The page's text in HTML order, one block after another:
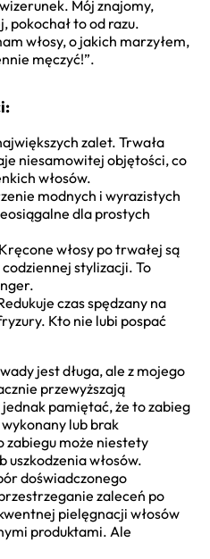
Mój znajomy,
pokochał to od razu.
włosy, o jakich marzyłem,
męczyć!”.
zalet. Trwała
niesamowitej objętości, co
włosów.
modnych i wyrazistych
dla prostych
Kręcone włosy po trwałej są
stylizacji. To
czas spędzany na
Kto nie lubi pospać
jest długa, ale z mojego
przewyższają
pamiętać, że to zabieg
lub brak
może niestety
uszkodzenia włosów.
doświadczonego
zaleceń po
pielęgnacji włosów
produktami. Ale